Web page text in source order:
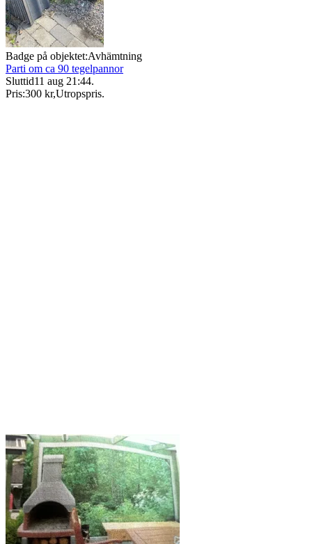
Badge på objektet:Avhämtning
Parti om ca 90 tegelpannor
Sluttid11 aug 21:44.
Pris:300 kr,Utropspris.